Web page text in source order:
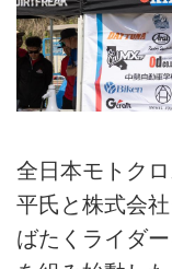
全日本モトク
平氏と株式会
ばたくライダ